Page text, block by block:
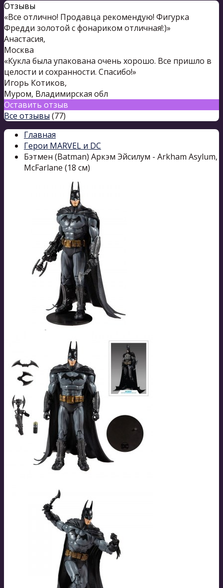
Отзывы
«Все отлично! Продавца рекомендую! Фигурка
Фредди золотой с фонариком отличная!:)»
Анастасия,
Москва
«Кукла была упакована очень хорошо. Все пришло в
целости и сохранности. Спасибо!»
Игорь Котиков,
Муром, Владимирская обл
Оставить отзыв
Все отзывы (77)
Главная
Герои MARVEL и DC
Бэтмен (Batman) Аркэм Эйсилум - Arkham Asylum,
McFarlane (18 см)